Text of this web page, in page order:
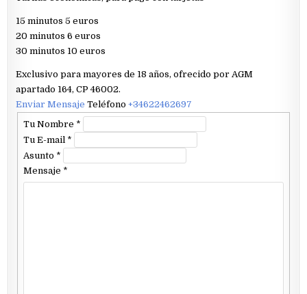
15 minutos 5 euros
20 minutos 6 euros
30 minutos 10 euros
Exclusivo para mayores de 18 años, ofrecido por AGM
apartado 164, CP 46002.
Enviar MensajeTeléfono+34622462697
Tu Nombre *
Tu E-mail *
Asunto *
Mensaje *